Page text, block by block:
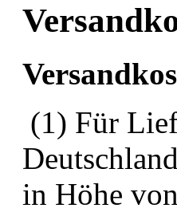
(1) Für
in Höhe